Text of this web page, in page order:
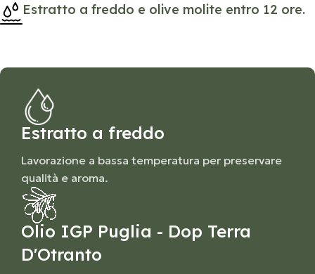
Estratto a freddo e olive molite entro 12 ore.
Estratto a freddo
Lavorazione a bassa temperatura per preservare
qualità e aroma.
Olio IGP Puglia - Dop Terra
D'Otranto